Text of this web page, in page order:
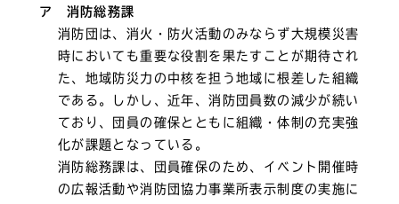
ア 消防総務課
消防団は、消火・防火活動のみならず大規模災害
時においても重要な役割を果たすことが期待され
た、地域防災力の中核を担う地域に根差した組織
である。しかし、近年、消防団員数の減少が続い
ており、団員の確保とともに組織・体制の充実強
化が課題となっている。
消防総務課は、団員確保のため、イベント開催時
の広報活動や消防団協力事業所表示制度の実施に